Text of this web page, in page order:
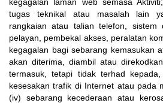
tugas teknikal atau masalah lain
rangkaian atau talian telefon, sistem
pelayan, pembekal akses, peralatan
kegagalan bagi sebarang kemasukan
akan diterima, diambil atau
termasuk, tetapi tidak terhad
kesesakan trafik di Internet atau pada
(iv) sebarang kecederaan atau